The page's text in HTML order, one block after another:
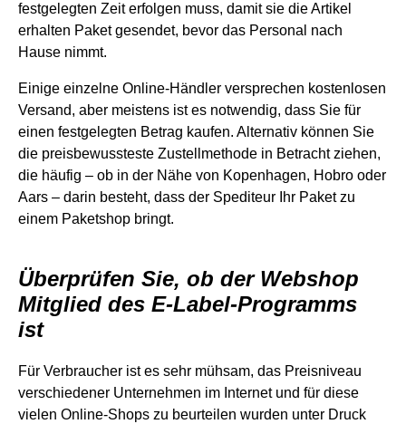
festgelegten Zeit erfolgen muss, damit sie die Artikel
erhalten Paket gesendet, bevor das Personal nach
Hause nimmt.
Einige einzelne Online-Händler versprechen kostenlosen
Versand, aber meistens ist es notwendig, dass Sie für
einen festgelegten Betrag kaufen. Alternativ können Sie
die preisbewussteste Zustellmethode in Betracht ziehen,
die häufig – ob in der Nähe von Kopenhagen, Hobro oder
Aars – darin besteht, dass der Spediteur Ihr Paket zu
einem Paketshop bringt.
Überprüfen Sie, ob der Webshop
Mitglied des E-Label-Programms
ist
Für Verbraucher ist es sehr mühsam, das Preisniveau
verschiedener Unternehmen im Internet und für diese
vielen Online-Shops zu beurteilen wurden unter Druck